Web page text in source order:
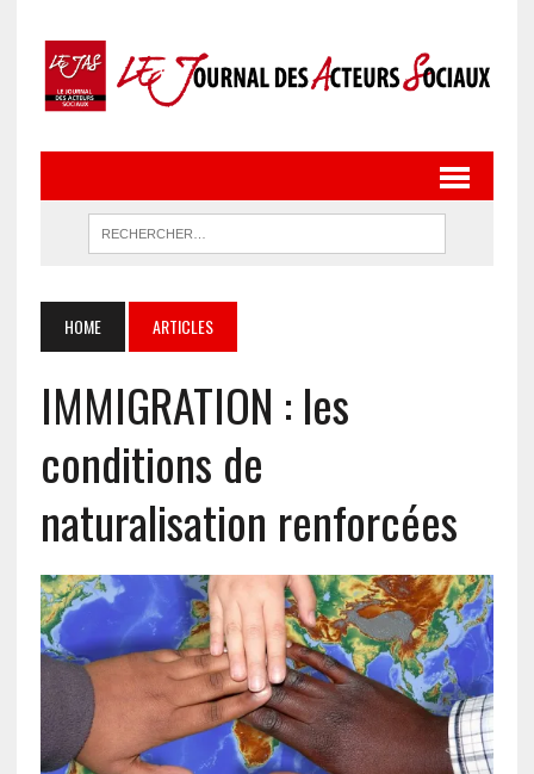
HOME ARTICLES
IMMIGRATION : les
conditions de
naturalisation renforcées